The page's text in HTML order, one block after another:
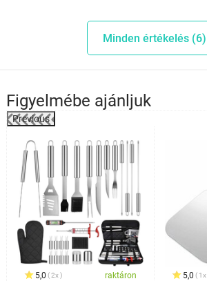
Minden értékelés (6)
Figyelmébe ajánljuk
Previous
5,0 2x raktáron 5,0 1x